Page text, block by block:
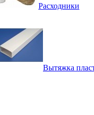
Расходники
Вытяжка